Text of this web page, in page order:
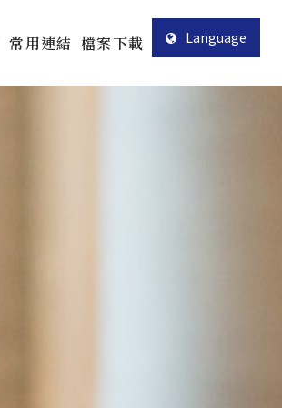
Language
常用連結 檔案下載